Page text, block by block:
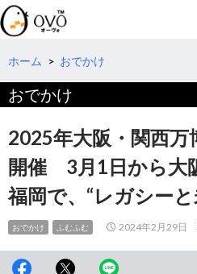
検
索
コ
テ
ツ
へ
動
ホーム > おでかけ
おでかけ
2025年大阪・関西万
開催 3月1日から大
福岡で、“レガシーと
おでかけ ふむふむ 2024年2月29日